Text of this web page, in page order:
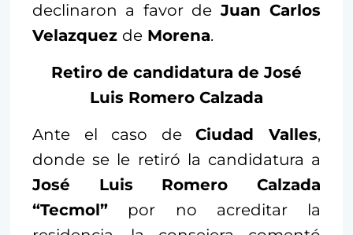
declinaron a favor deJuan Carlos
Velazquez de Morena.
Retiro de candidatura de José
Luis Romero Calzada
Ante el caso deCiudad Valles,
donde se le retiró la candidatura a
José Luis Romero Calzada
“Tecmol” por no acreditar la